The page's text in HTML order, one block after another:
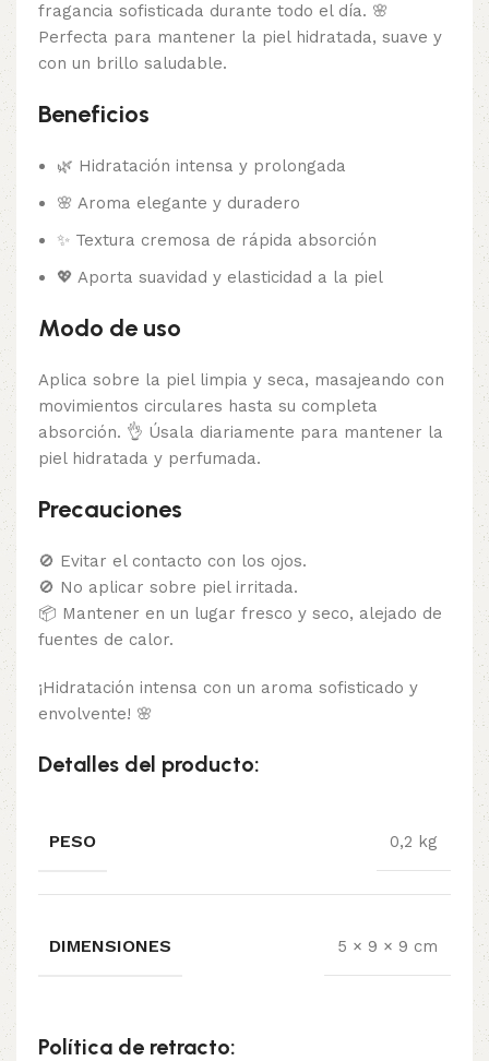
fragancia sofisticada durante todo el día. 🌸
Perfecta para mantener la piel hidratada, suave y
con un brillo saludable.
Beneficios
🌿 Hidratación intensa y prolongada
🌸 Aroma elegante y duradero
✨ Textura cremosa de rápida absorción
💖 Aporta suavidad y elasticidad a la piel
Modo de uso
Aplica sobre la piel limpia y seca, masajeando con
movimientos circulares hasta su completa
absorción. 👌 Úsala diariamente para mantener la
piel hidratada y perfumada.
Precauciones
🚫 Evitar el contacto con los ojos.
🚫 No aplicar sobre piel irritada.
📦 Mantener en un lugar fresco y seco, alejado de
fuentes de calor.
¡Hidratación intensa con un aroma sofisticado y
envolvente! 🌸
Detalles del producto:
PESO 0,2 kg
DIMENSIONES 5 × 9 × 9 cm
Política de retracto: